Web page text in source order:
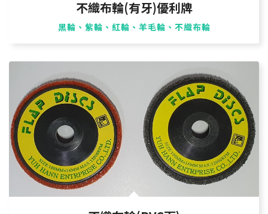
不織布輪(有牙)優利牌
黑輪、紫輪、紅輪、羊毛輪、不織布輪